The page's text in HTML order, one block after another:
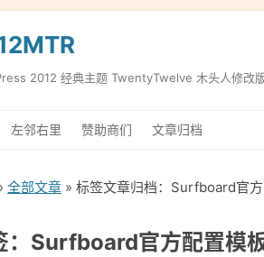
2012 经典主题 TwentyTwelve 木头人修改
左邻右里 赞助商们 文章归档
全部文章 » 标签文章归档：Surfboard官方
：Surfboard官方配置模